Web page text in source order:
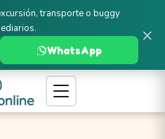
Villas y Alquileres
×
transporte o buggy
WhatsApp